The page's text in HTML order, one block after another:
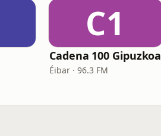
C1
Cadena 100 Gipuzkoa
Éibar · 96.3 FM